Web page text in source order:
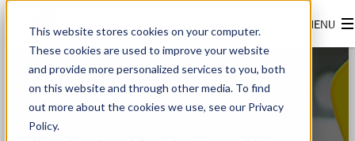
This website stores cookies on your computer.
These cookies are used to improve your website
and provide more personalized services to you, both
on this website and through other media. To find
out more about the cookies we use, see our Privacy
Policy.